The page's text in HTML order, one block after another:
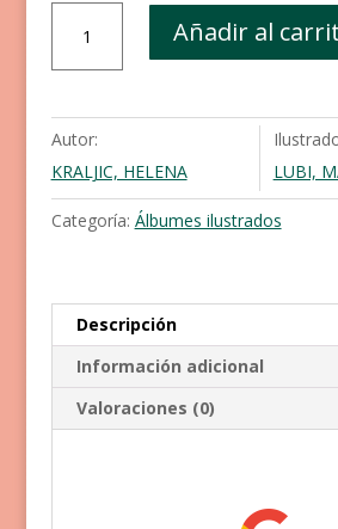
tengo
tiempo!
Añadir al
Autor:
KRALJIC, HELENA
LUBI,
Categoría: Álbumes ilustrados
Descripción
Información adicional
Valoraciones (0)